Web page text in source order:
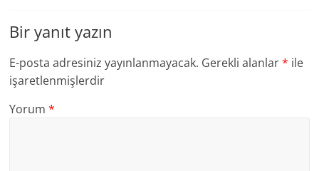
Bir yanıt yazın
E-posta adresiniz yayınlanmayacak. Gerekli alanlar* ile
işaretlenmişlerdir
Yorum*